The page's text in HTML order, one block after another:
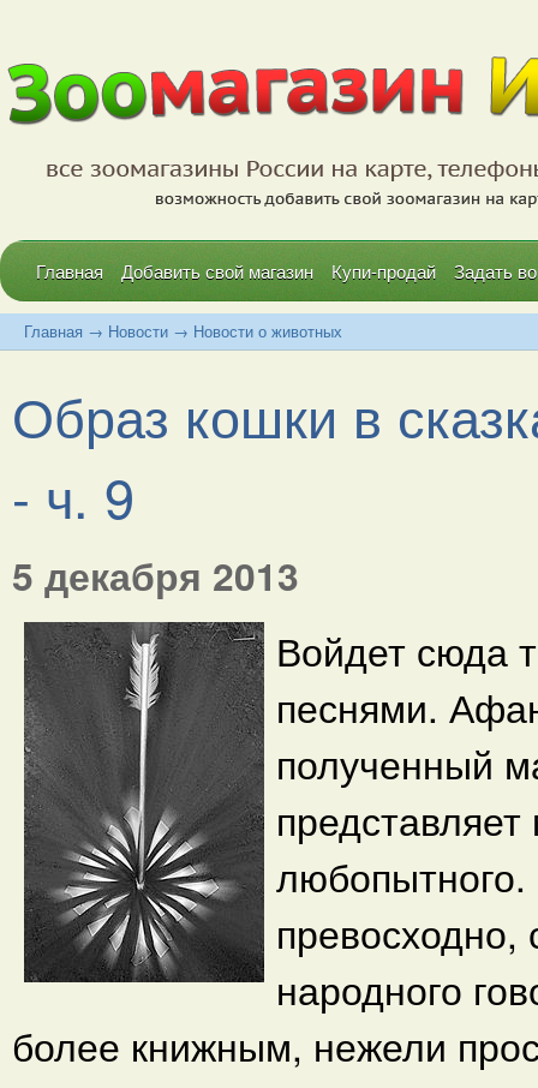
Главная Добавить свой магазин Купи-продай Задать
Главная → Новости → Новости о животных
Образ кошки в
- ч. 9
5 декабря 2013
Войдет сюда
песнями.
полученный
любопытного.
превосходно,
народного
более книжным, нежели